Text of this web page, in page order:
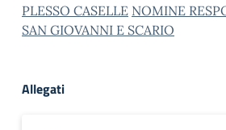
PLESSO CASELLE NOMINE
SAN GIOVANNI E SCARIO
Allegati